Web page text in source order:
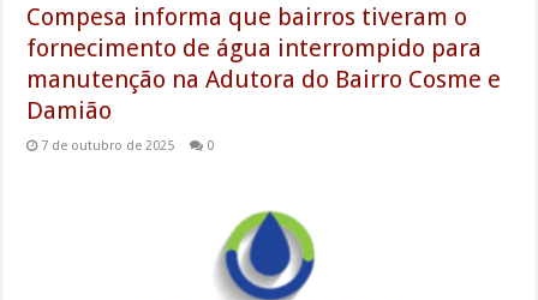
Compesa informa que bairros tiveram o
fornecimento de água interrompido para
manutenção na Adutora do Bairro Cosme e
Damião
7 de outubro de 2025 0